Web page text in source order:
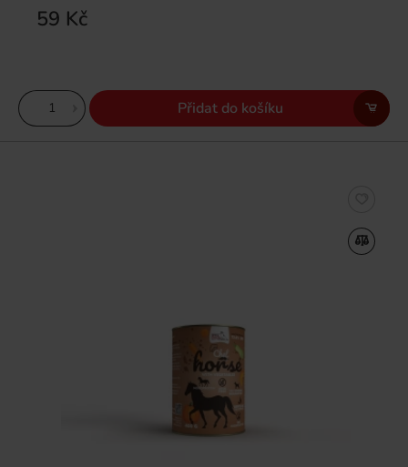
59 Kč
Přidat do košíku